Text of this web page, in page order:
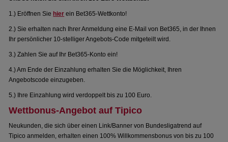
1.) Eröffnen Sie hier ein Bet365-Wettkonto!
2.) Sie erhalten nach Ihrer Anmeldung eine E-Mail von Bet365, in der Ihnen
Ihr persönlicher 10-stelliger Angebots-Code mitgeteilt wird.
3.) Zahlen Sie auf Ihr Bet365-Konto ein!
4.) Am Ende der Einzahlung erhalten Sie die Möglichkeit, Ihren
Angebotscode einzugeben.
5.) Ihre Einzahlung wird verdoppelt bis zu 100 Euro.
Wettbonus-Angebot auf Tipico
Neukunden, die sich über einen Link/Banner von Bundesligatrend auf
Tipico anmelden, erhalten einen 100% Willkommensbonus von bis zu 100